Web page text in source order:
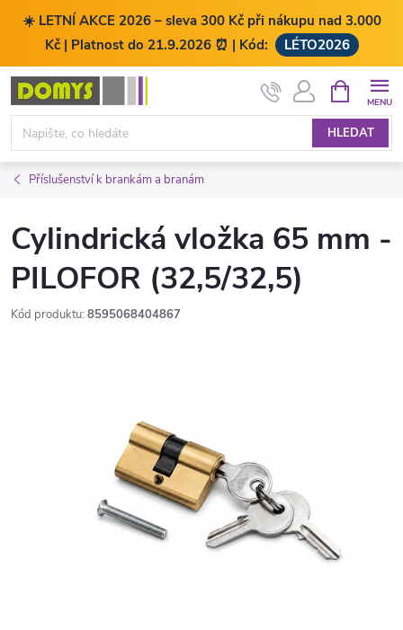
☀️ LETNÍ AKCE 2026 – sleva 300 Kč při nákupu nad 3.000
Kč | Platnost do 21.9.2026 ⏰ | Kód:
LÉTO2026
Přejít
obsah
HLEDAT
NÁKUPNÍ
KOŠÍK
Příslušenství k brankám a branám
Cylindrická vložka 65 mm -
PILOFOR (32,5/32,5)
Kód produktu: 8595068404867